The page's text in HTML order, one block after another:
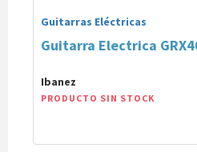
Guitarras Eléctricas
Guitarra Electrica
Ibanez
PRODUCTO SIN STOCK